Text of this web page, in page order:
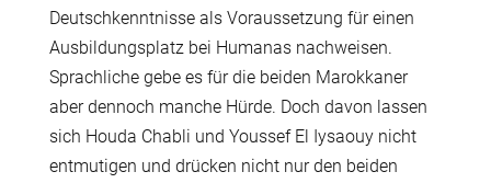
Deutschkenntnisse als Voraussetzung für einen
Ausbildungsplatz bei Humanas nachweisen.
Sprachliche gebe es für die beiden Marokkaner
aber dennoch manche Hürde. Doch davon lassen
sich Houda Chabli und Youssef El Iysaouy nicht
entmutigen und drücken nicht nur den beiden